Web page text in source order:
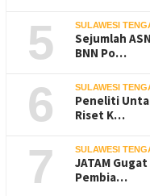
5 SULAWESI
Sejumlah
BNN Po…
6 SULAWESI
Peneliti
Riset K…
7 SULAWESI
JATAM
Pembia…